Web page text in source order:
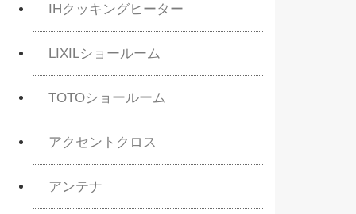
IHクッキングヒーター
LIXILショールーム
TOTOショールーム
アクセントクロス
アンテナ